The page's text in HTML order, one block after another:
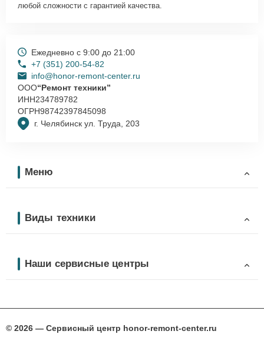
любой сложности с гарантией качества.
г. Челябинск ул. Труда, 203
Ежедневно с 9:00 до 21:00
+7 (351) 200-54-82
info@honor-remont-center.ru
ООО“Ремонт техники”
ИНН234789782
ОГРН98742397845098
Меню
Виды техники
Наши сервисные центры
© 2026 — Сервисный центр honor-remont-center.ru